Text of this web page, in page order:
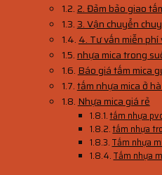
2. Đảm bảo giao
3. Vận chuyển
4. Tư vấn miễn phí
nhựa mica trong
Báo giá tấm mica
tấm nhựa mica ở
Nhựa mica giá rẻ
tấm nhựa
tấm nhựa
Tấm nhựa
Tấm nhựa